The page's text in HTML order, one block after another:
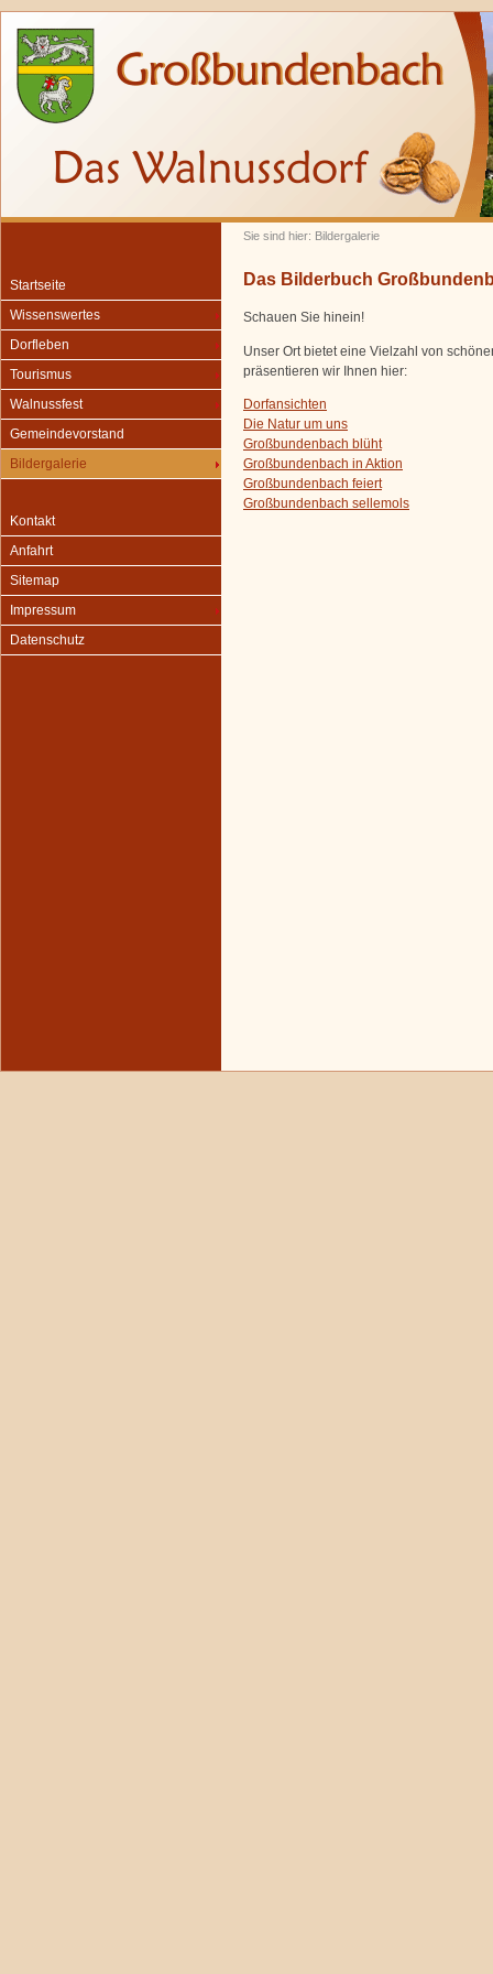
Sie sind hier: Bildergalerie
Startseite
Wissenswertes
Dorfleben
Tourismus
Walnussfest
Gemeindevorstand
Bildergalerie
Kontakt
Anfahrt
Sitemap
Impressum
Datenschutz
Das Bilderbuch
Schauen Sie hinein!
Unser Ort bietet eine Vielzahl von
präsentieren wir Ihnen hier:
Dorfansichten
Die Natur um uns
Großbundenbach blüht
Großbundenbach in Aktion
Großbundenbach feiert
Großbundenbach sellemols